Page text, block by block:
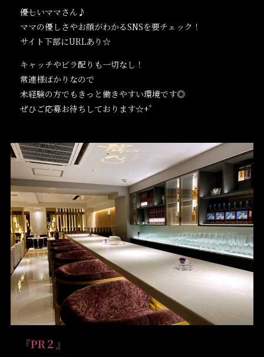
――優しいママさん♪
ママの優しさやお顔がわかるSNSを要チェック！
サイト下部にURLあり☆
キャッチやビラ配りも一切なし！
常連様ばかりなので
未経験の方でもきっと働きやすい環境です◎
ぜひご応募お待ちしております☆+゜
『PR２』